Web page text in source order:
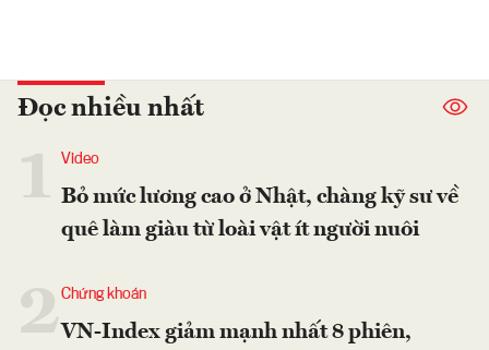
Đọc nhiều nhất
Video
Bỏ mức lương cao ở Nhật, chàng kỹ sư về
quê làm giàu từ loài vật ít người nuôi
2Chứng khoán
VN-Index giảm mạnh nhất 8 phiên,